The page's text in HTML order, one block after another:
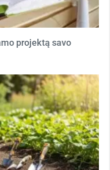
projektą savo